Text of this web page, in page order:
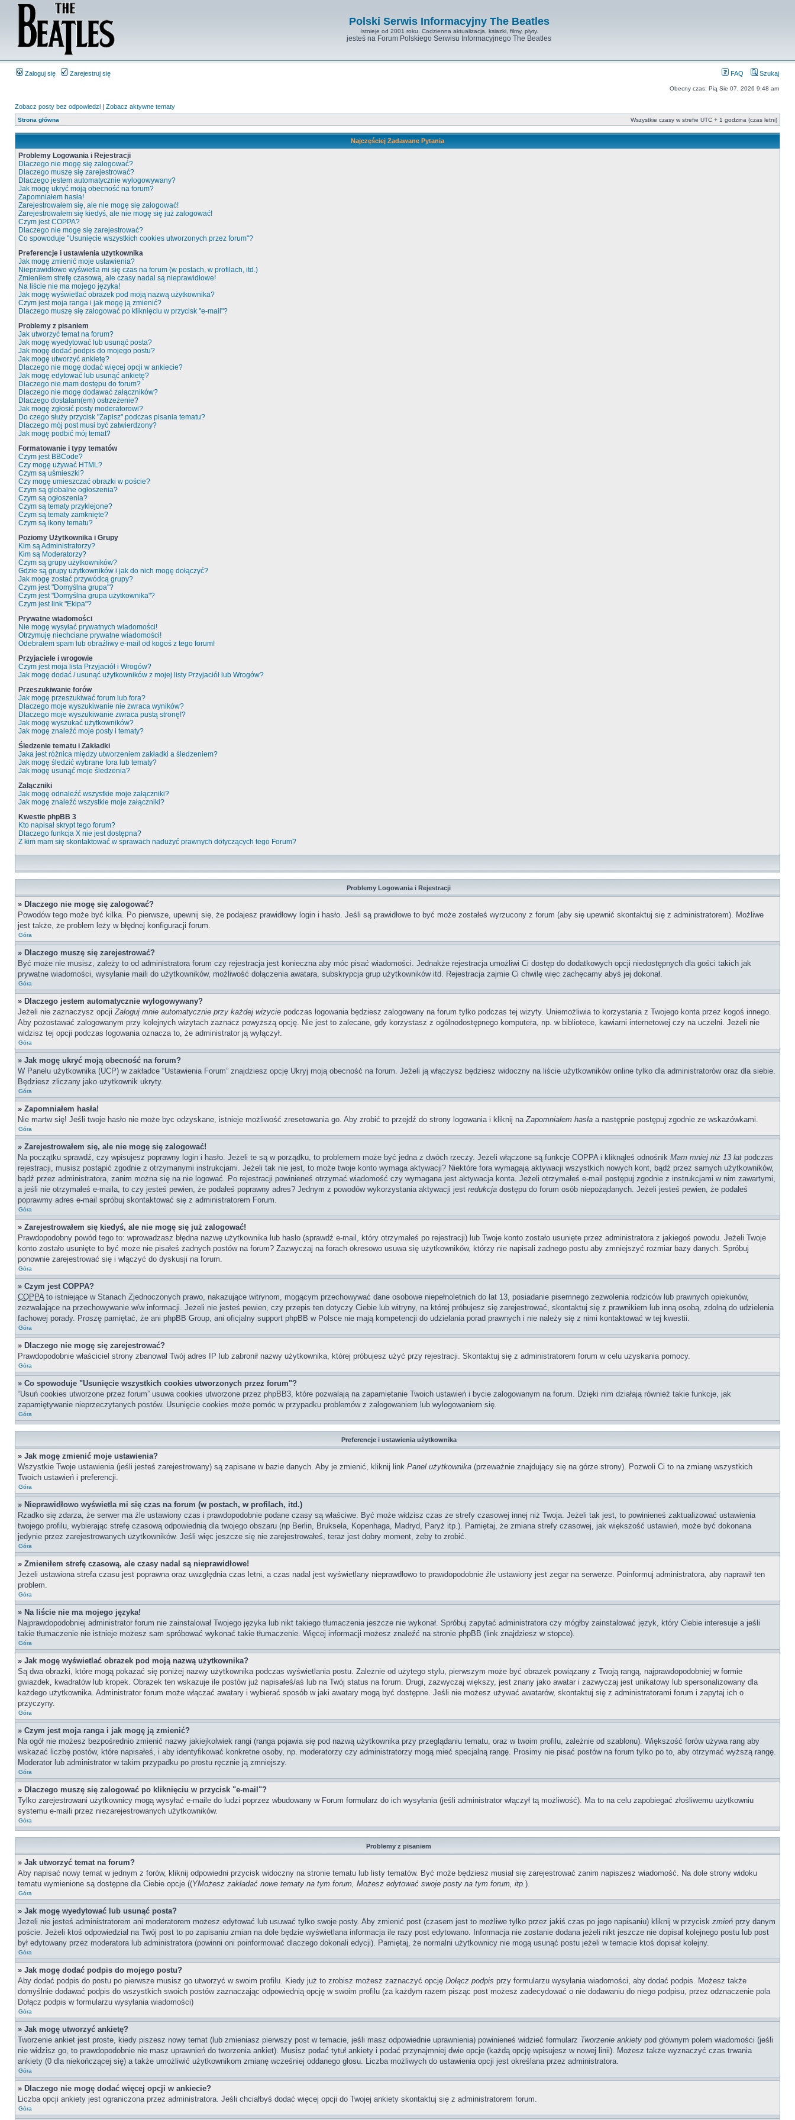
Polski Serwis Informacyjny The Beatles
Istnieje od 2001 roku. Codzienna aktualizacja, ksiazki, filmy, plyty.
jesteś na Forum Polskiego Serwisu Informacyjnego The Beatles
Zaloguj się Zarejestruj się FAQ Szukaj
Obecny czas: Pią Sie 07, 2026 9:48 am
Zobacz posty bez odpowiedzi | Zobacz aktywne tematy
Strona główna Wszystkie czasy w strefie UTC + 1 godzina (czas letni)
Najczęściej Zadawane Pytania
Problemy Logowania i Rejestracji
Dlaczego nie mogę się zalogować?
Dlaczego muszę się zarejestrować?
Dlaczego jestem automatycznie wylogowywany?
Jak mogę ukryć moją obecność na forum?
Zapomniałem hasła!
Zarejestrowałem się, ale nie mogę się zalogować!
Zarejestrowałem się kiedyś, ale nie mogę się już zalogować!
Czym jest COPPA?
Dlaczego nie mogę się zarejestrować?
Co spowoduje "Usunięcie wszystkich cookies utworzonych przez forum"?
Preferencje i ustawienia użytkownika
Jak mogę zmienić moje ustawienia?
Nieprawidłowo wyświetla mi się czas na forum (w postach, w profilach, itd.)
Zmieniłem strefę czasową, ale czasy nadal są nieprawidłowe!
Na liście nie ma mojego języka!
Jak mogę wyświetlać obrazek pod moją nazwą użytkownika?
Czym jest moja ranga i jak mogę ją zmienić?
Dlaczego muszę się zalogować po kliknięciu w przycisk "e-mail"?
Problemy z pisaniem
Jak utworzyć temat na forum?
Jak mogę wyedytować lub usunąć posta?
Jak mogę dodać podpis do mojego postu?
Jak mogę utworzyć ankietę?
Dlaczego nie mogę dodać więcej opcji w ankiecie?
Jak mogę edytować lub usunąć ankietę?
Dlaczego nie mam dostępu do forum?
Dlaczego nie mogę dodawać załączników?
Dlaczego dostałam(em) ostrzeżenie?
Jak mogę zgłosić posty moderatorowi?
Do czego służy przycisk "Zapisz" podczas pisania tematu?
Dlaczego mój post musi być zatwierdzony?
Jak mogę podbić mój temat?
Formatowanie i typy tematów
Czym jest BBCode?
Czy mogę używać HTML?
Czym są uśmieszki?
Czy mogę umieszczać obrazki w poście?
Czym są globalne ogłoszenia?
Czym są ogłoszenia?
Czym są tematy przyklejone?
Czym są tematy zamknięte?
Czym są ikony tematu?
Poziomy Użytkownika i Grupy
Kim są Administratorzy?
Kim są Moderatorzy?
Czym są grupy użytkowników?
Gdzie są grupy użytkowników i jak do nich mogę dołączyć?
Jak mogę zostać przywódcą grupy?
Czym jest "Domyślna grupa"?
Czym jest "Domyślna grupa użytkownika"?
Czym jest link "Ekipa"?
Prywatne wiadomości
Nie mogę wysyłać prywatnych wiadomości!
Otrzymuję niechciane prywatne wiadomości!
Odebrałem spam lub obraźliwy e-mail od kogoś z tego forum!
Przyjaciele i wrogowie
Czym jest moja lista Przyjaciół i Wrogów?
Jak mogę dodać / usunąć użytkowników z mojej listy Przyjaciół lub Wrogów?
Przeszukiwanie forów
Jak mogę przeszukiwać forum lub fora?
Dlaczego moje wyszukiwanie nie zwraca wyników?
Dlaczego moje wyszukiwanie zwraca pustą stronę!?
Jak mogę wyszukać użytkowników?
Jak mogę znaleźć moje posty i tematy?
Śledzenie tematu i Zakładki
Jaka jest różnica między utworzeniem zakładki a śledzeniem?
Jak mogę śledzić wybrane fora lub tematy?
Jak mogę usunąć moje śledzenia?
Załączniki
Jak mogę odnaleźć wszystkie moje załączniki?
Jak mogę znaleźć wszystkie moje załączniki?
Kwestie phpBB 3
Kto napisał skrypt tego forum?
Dlaczego funkcja X nie jest dostępna?
Z kim mam się skontaktować w sprawach nadużyć prawnych dotyczących tego Forum?
Problemy Logowania i Rejestracji
» Dlaczego nie mogę się zalogować?
Powodów tego może być kilka. Po pierwsze, upewnij się, że podajesz prawidłowy login i hasło. Jeśli są prawidłowe to być może zostałeś wyrzucony z forum (aby się upewnić skontaktuj się z administratorem). Możliwe
jest także, że problem leży w błędnej konfiguracji forum.
Góra
» Dlaczego muszę się zarejestrować?
Być może nie musisz, zależy to od administratora forum czy rejestracja jest konieczna aby móc pisać wiadomości. Jednakże rejestracja umożliwi Ci dostęp do dodatkowych opcji niedostępnych dla gości takich jak
prywatne wiadomości, wysyłanie maili do użytkowników, możliwość dołączenia awatara, subskrypcja grup użytkowników itd. Rejestracja zajmie Ci chwilę więc zachęcamy abyś jej dokonał.
Góra
» Dlaczego jestem automatycznie wylogowywany?
Jeżeli nie zaznaczysz opcjiZaloguj mnie automatycznie przy każdej wizycie podczas logowania będziesz zalogowany na forum tylko podczas tej wizyty. Uniemożliwia to korzystania z Twojego konta przez kogoś innego.
Aby pozostawać zalogowanym przy kolejnych wizytach zaznacz powyższą opcję. Nie jest to zalecane, gdy korzystasz z ogólnodostępnego komputera, np. w bibliotece, kawiarni internetowej czy na uczelni. Jeżeli nie
widzisz tej opcji podczas logowania oznacza to, że administrator ją wyłączył.
Góra
» Jak mogę ukryć moją obecność na forum?
W Panelu użytkownika (UCP) w zakładce “Ustawienia Forum” znajdziesz opcję Ukryj moją obecność na forum. Jeżeli ją włączysz będziesz widoczny na liście użytkowników online tylko dla administratorów oraz dla siebie.
Będziesz zliczany jako użytkownik ukryty.
Góra
» Zapomniałem hasła!
Nie martw się! Jeśli twoje hasło nie może byc odzyskane, istnieje możliwość zresetowania go. Aby zrobić to przejdź do strony logowania i kliknij naZapomniałem hasła a następnie postępuj zgodnie ze wskazówkami.
Góra
» Zarejestrowałem się, ale nie mogę się zalogować!
Na początku sprawdź, czy wpisujesz poprawny login i hasło. Jeżeli te są w porządku, to problemem może być jedna z dwóch rzeczy. Jeżeli włączone są funkcje COPPA i kliknąłeś odnośnik Mam mniej niż 13 lat podczas
rejestracji, musisz postąpić zgodnie z otrzymanymi instrukcjami. Jeżeli tak nie jest, to może twoje konto wymaga aktywacji? Niektóre fora wymagają aktywacji wszystkich nowych kont, bądź przez samych użytkowników,
bądź przez administratora, zanim można się na nie logować. Po rejestracji powinieneś otrzymać wiadomość czy wymagana jest aktywacja konta. Jeżeli otrzymałeś e-mail postępuj zgodnie z instrukcjami w nim zawartymi,
a jeśli nie otrzymałeś e-maila, to czy jesteś pewien, że podałeś poprawny adres? Jednym z powodów wykorzystania aktywacji jest redukcja dostępu do forum osób niepożądanych. Jeżeli jesteś pewien, że podałeś
poprawmy adres e-mail spróbuj skontaktować się z administratorem Forum.
Góra
» Zarejestrowałem się kiedyś, ale nie mogę się już zalogować!
Prawdopodobny powód tego to: wprowadzasz błędna nazwę użytkownika lub hasło (sprawdź e-mail, który otrzymałeś po rejestracji) lub Twoje konto zostało usunięte przez administratora z jakiegoś powodu. Jeżeli Twoje
konto zostało usunięte to być może nie pisałeś żadnych postów na forum? Zazwyczaj na forach okresowo usuwa się użytkowników, którzy nie napisali żadnego postu aby zmniejszyć rozmiar bazy danych. Spróbuj
ponownie zarejestrować się i włączyć do dyskusji na forum.
Góra
» Czym jest COPPA?
COPPAto istniejące w Stanach Zjednoczonych prawo, nakazujące witrynom, mogącym przechowywać dane osobowe niepełnoletnich do lat 13, posiadanie pisemnego zezwolenia rodziców lub prawnych opiekunów,
zezwalające na przechowywanie w/w informacji. Jeżeli nie jesteś pewien, czy przepis ten dotyczy Ciebie lub witryny, na której próbujesz się zarejestrować, skontaktuj się z prawnikiem lub inną osobą, zdolną do udzielenia
fachowej porady. Proszę pamiętać, że ani phpBB Group, ani oficjalny support phpBB w Polsce nie mają kompetencji do udzielania porad prawnych i nie należy się z nimi kontaktować w tej kwestii.
Góra
» Dlaczego nie mogę się zarejestrować?
Prawdopodobnie właściciel strony zbanował Twój adres IP lub zabronił nazwy użytkownika, której próbujesz użyć przy rejestracji. Skontaktuj się z administratorem forum w celu uzyskania pomocy.
Góra
» Co spowoduje "Usunięcie wszystkich cookies utworzonych przez forum"?
“Usuń cookies utworzone przez forum” usuwa cookies utworzone przez phpBB3, które pozwalają na zapamiętanie Twoich ustawień i bycie zalogowanym na forum. Dzięki nim działają również takie funkcje, jak
zapamiętywanie nieprzeczytanych postów. Usunięcie cookies może pomóc w przypadku problemów z zalogowaniem lub wylogowaniem się.
Góra
Preferencje i ustawienia użytkownika
» Jak mogę zmienić moje ustawienia?
Wszystkie Twoje ustawienia (jeśli jesteś zarejestrowany) są zapisane w bazie danych. Aby je zmienić, kliknij link Panel użytkownika (przeważnie znajdujący się na górze strony). Pozwoli Ci to na zmianę wszystkich
Twoich ustawień i preferencji.
Góra
» Nieprawidłowo wyświetla mi się czas na forum (w postach, w profilach, itd.)
Rzadko się zdarza, że serwer ma źle ustawiony czas i prawdopodobnie podane czasy są właściwe. Być może widzisz czas ze strefy czasowej innej niż Twoja. Jeżeli tak jest, to powinieneś zaktualizować ustawienia
twojego profilu, wybierając strefę czasową odpowiednią dla twojego obszaru (np Berlin, Bruksela, Kopenhaga, Madryd, Paryż itp.). Pamiętaj, że zmiana strefy czasowej, jak większość ustawień, może być dokonana
jedynie przez zarejestrowanych użytkowników. Jeśli więc jeszcze się nie zarejestrowałeś, teraz jest dobry moment, żeby to zrobić.
Góra
» Zmieniłem strefę czasową, ale czasy nadal są nieprawidłowe!
Jeżeli ustawiona strefa czasu jest poprawna oraz uwzględnia czas letni, a czas nadal jest wyświetlany nieprawdłowo to prawdopodobnie źle ustawiony jest zegar na serwerze. Poinformuj administratora, aby naprawił ten
problem.
Góra
» Na liście nie ma mojego języka!
Najprawdopodobniej administrator forum nie zainstalował Twojego języka lub nikt takiego tłumaczenia jeszcze nie wykonał. Spróbuj zapytać administratora czy mógłby zainstalować język, który Ciebie interesuje a jeśli
takie tłumaczenie nie istnieje możesz sam spróbować wykonać takie tłumaczenie. Więcej informacji możesz znaleźć na stronie phpBB (link znajdziesz w stopce).
Góra
» Jak mogę wyświetlać obrazek pod moją nazwą użytkownika?
Są dwa obrazki, które mogą pokazać się poniżej nazwy użytkownika podczas wyświetlania postu. Zależnie od użytego stylu, pierwszym może być obrazek powiązany z Twoją rangą, najprawdopodobniej w formie
gwiazdek, kwadratów lub kropek. Obrazek ten wskazuje ile postów już napisałeś/aś lub na Twój status na forum. Drugi, zazwyczaj większy, jest znany jako awatar i zazwyczaj jest unikatowy lub spersonalizowany dla
każdego użytkownika. Administrator forum może włączać awatary i wybierać sposób w jaki awatary mogą być dostępne. Jeśli nie możesz używać awatarów, skontaktuj się z administratorami forum i zapytaj ich o
przyczyny.
Góra
» Czym jest moja ranga i jak mogę ją zmienić?
Na ogół nie możesz bezpośrednio zmienić nazwy jakiejkolwiek rangi (ranga pojawia się pod nazwą użytkownika przy przeglądaniu tematu, oraz w twoim profilu, zależnie od szablonu). Większość forów używa rang aby
wskazać liczbę postów, które napisałeś, i aby identyfikować konkretne osoby, np. moderatorzy czy administratorzy mogą mieć specjalną rangę. Prosimy nie pisać postów na forum tylko po to, aby otrzymać wyższą rangę.
Moderator lub administrator w takim przypadku po prostu ręcznie ją zmniejszy.
Góra
» Dlaczego muszę się zalogować po kliknięciu w przycisk "e-mail"?
Tylko zarejestrowani użytkownicy mogą wysyłać e-maile do ludzi poprzez wbudowany w Forum formularz do ich wysyłania (jeśli administrator włączył tą możliwość). Ma to na celu zapobiegać złośliwemu użytkowniu
systemu e-maili przez niezarejestrowanych użytkowników.
Góra
Problemy z pisaniem
» Jak utworzyć temat na forum?
Aby napisać nowy temat w jednym z forów, kliknij odpowiedni przycisk widoczny na stronie tematu lub listy tematów. Być może będziesz musiał się zarejestrować zanim napiszesz wiadomość. Na dole strony widoku
tematu wymienione są dostępne dla Ciebie opcje ((YMożesz zakładać nowe tematy na tym forum, Możesz edytować swoje posty na tym forum, itp.).
Góra
» Jak mogę wyedytować lub usunąć posta?
Jeżeli nie jesteś administratorem ani moderatorem możesz edytować lub usuwać tylko swoje posty. Aby zmienić post (czasem jest to możliwe tylko przez jakiś czas po jego napisaniu) kliknij w przycisk zmień przy danym
poście. Jeżeli ktoś odpowiedział na Twój post to po zapisaniu zmian na dole będzie wyświetlana informacja ile razy post edytowano. Informacja nie zostanie dodana jeżeli nikt jeszcze nie dopisał kolejnego postu lub post
był edytowany przez moderatora lub administratora (powinni oni poinformować dlaczego dokonali edycji). Pamiętaj, że normalni użytkownicy nie mogą usunąć postu jeżeli w temacie ktoś dopisał kolejny.
Góra
» Jak mogę dodać podpis do mojego postu?
Aby dodać podpis do postu po pierwsze musisz go utworzyć w swoim profilu. Kiedy już to zrobisz możesz zaznaczyć opcję Dołącz podpis przy formularzu wysyłania wiadomości, aby dodać podpis. Możesz także
domyślnie dodawać podpis do wszystkich swoich postów zaznaczając odpowiednią opcję w swoim profilu (za każdym razem pisząc post możesz zadecydować o nie dodawaniu do niego podpisu, przez odznaczenie pola
Dołącz podpis w formularzu wysyłania wiadomości)
Góra
» Jak mogę utworzyć ankietę?
Tworzenie ankiet jest proste, kiedy piszesz nowy temat (lub zmieniasz pierwszy post w temacie, jeśli masz odpowiednie uprawnienia) powinieneś widzieć formularz Tworzenie ankiety pod głównym polem wiadomości (jeśli
nie widzisz go, to prawdopodobnie nie masz uprawnień do tworzenia ankiet). Musisz podać tytuł ankiety i podać przynajmniej dwie opcje (każdą opcję wpisujesz w nowej linii). Możesz także wyznaczyć czas trwania
ankiety (0 dla niekończącej się) a także umożliwić użytkownikom zmianę wcześniej oddanego głosu. Liczba możliwych do ustawienia opcji jest określana przez administratora.
Góra
» Dlaczego nie mogę dodać więcej opcji w ankiecie?
Liczba opcji ankiety jest ograniczona przez administratora. Jeśli chciałbyś dodać więcej opcji do Twojej ankiety skontaktuj się z administratorem forum.
Góra